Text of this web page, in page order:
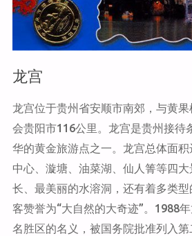
龙宫
龙宫位于贵州省安顺市南郊，与黄
会贵阳市116公里。龙宫是贵州接待
华的黄金旅游点之一。龙宫总体面
中心、漩塘、油菜湖、仙人箐等四
长、最美丽的水溶洞，还有着多类
客赞誉为“大自然的大奇迹”。1988
名胜区的名义，被国务院批准列入